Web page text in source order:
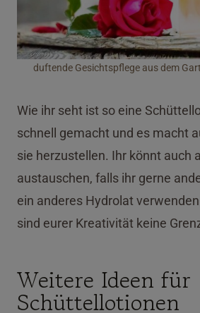
duftende Gesichtspflege aus dem
Wie ihr seht ist so eine
schnell gemacht und es macht
sie herzustellen. Ihr könnt auch
austauschen, falls ihr gerne
ein anderes Hydrolat
sind eurer Kreativität keine
Weitere Ideen für
Schüttellotionen